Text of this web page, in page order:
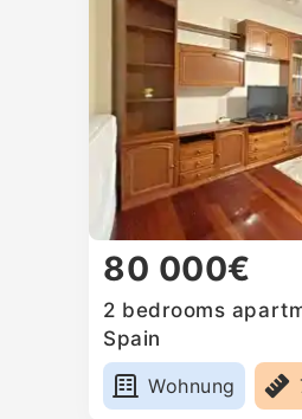
80 000€
2 bedrooms
Spain
Wohnung